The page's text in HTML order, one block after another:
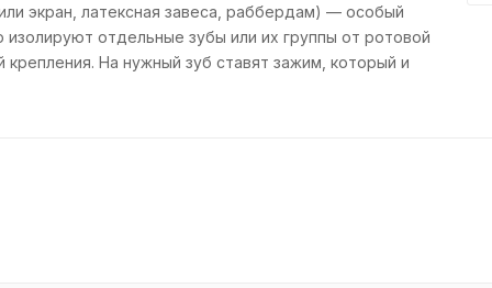
экран, латексная завеса, раббердам) — особый
отдельные зубы или их группы от ротовой
На нужный зуб ставят зажим, который и